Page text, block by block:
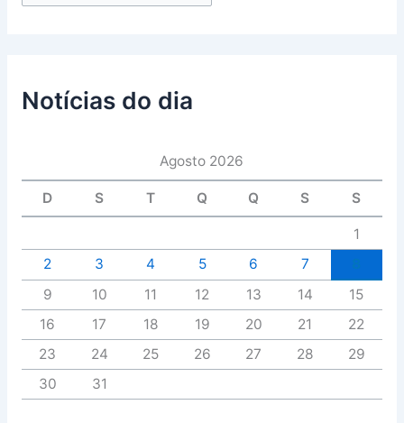
Notícias do dia
Agosto 2026
D S T Q Q S S
1
2
3 4 5 6 7
9
10 11 12 13 14
15
16
17 18 19 20 21
22
23
24 25 26 27 28
29
30
31